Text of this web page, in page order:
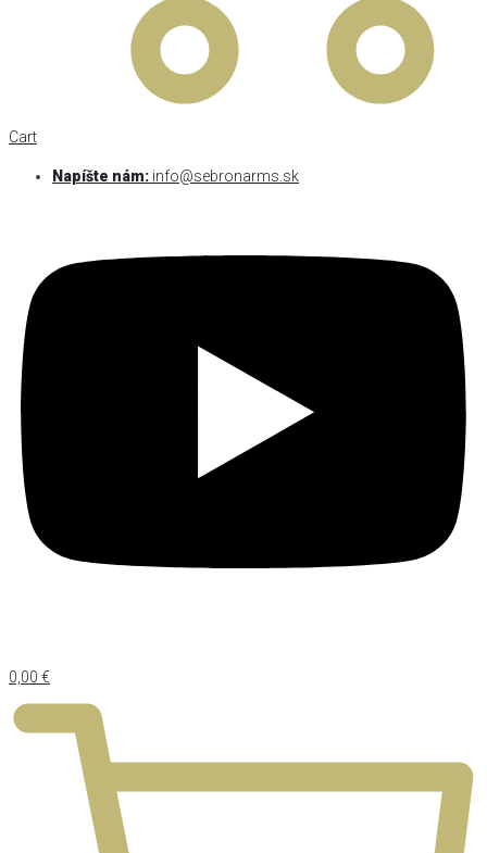
Cart
Napíšte nám: info@sebronarms.sk
0,00 €